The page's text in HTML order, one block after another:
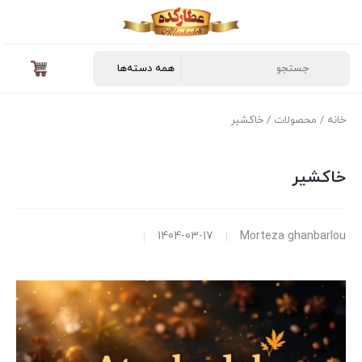
خانه / محصولات / خاکشیر
خاکشیر
Morteza ghanbarlou
1404-03-17